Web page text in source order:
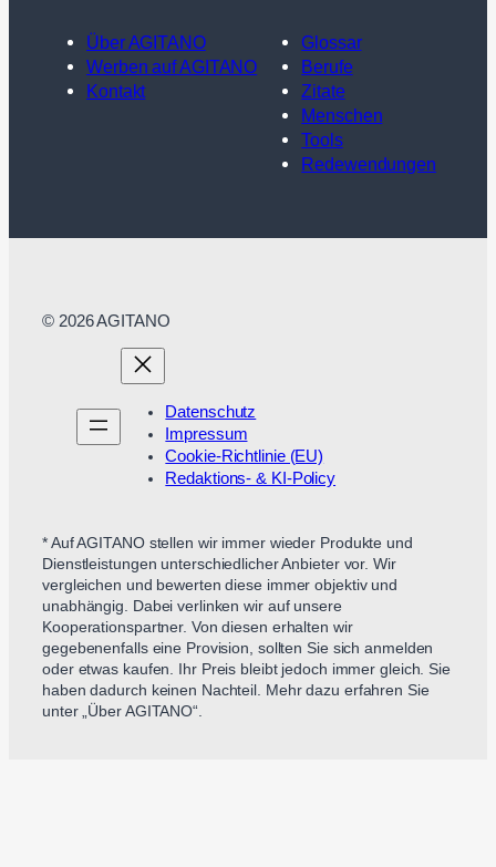
Über AGITANO
Werben auf AGITANO
Kontakt
Glossar
Berufe
Zitate
Menschen
Tools
Redewendungen
© 2026 AGITANO
Datenschutz
Impressum
Cookie-Richtlinie (EU)
Redaktions- & KI-Policy
* Auf AGITANO stellen wir immer wieder Produkte und
Dienstleistungen unterschiedlicher Anbieter vor. Wir
vergleichen und bewerten diese immer objektiv und
unabhängig. Dabei verlinken wir auf unsere
Kooperationspartner. Von diesen erhalten wir
gegebenenfalls eine Provision, sollten Sie sich anmelden
oder etwas kaufen. Ihr Preis bleibt jedoch immer gleich. Sie
haben dadurch keinen Nachteil. Mehr dazu erfahren Sie
unter „Über AGITANO“.